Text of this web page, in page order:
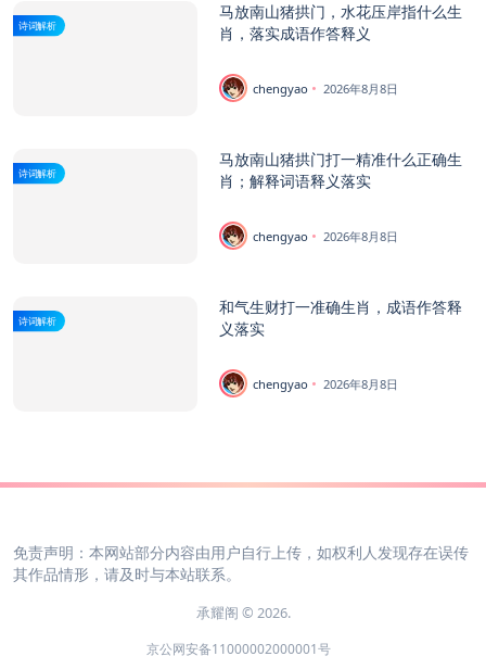
诗词解析
马放南山猪拱门，水花压岸指什么生
肖，落实成语作答释义
chengyao 2026年8月8日
诗词解析
马放南山猪拱门打一精准什么正确生
肖；解释词语释义落实
chengyao 2026年8月8日
诗词解析
和气生财打一准确生肖，成语作答释
义落实
chengyao 2026年8月8日
免责声明：本网站部分内容由用户自行上传，如权利人发现存在误传
其作品情形，请及时与本站联系。
承耀阁 © 2026.
京公网安备11000002000001号